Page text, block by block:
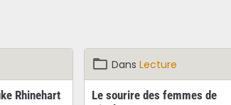
Rhinehart
DansLecture
Le sourire des femmes de